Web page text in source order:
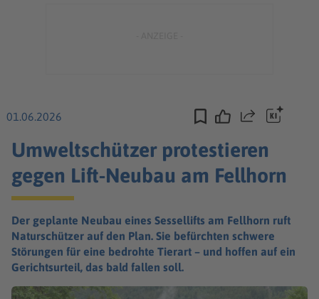
01.06.2026 Teilen
Umweltschützer protestieren
gegen Lift-Neubau am Fellhorn
Der geplante Neubau eines Sessellifts am Fellhorn ruft
Naturschützer auf den Plan. Sie befürchten schwere
Störungen für eine bedrohte Tierart – und hoffen auf ein
Gerichtsurteil, das bald fallen soll.